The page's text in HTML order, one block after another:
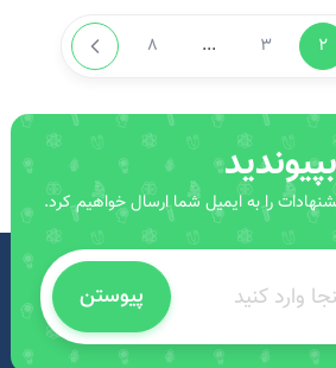
2
3
...
8
را به ایمیل شما ارسال خواهیم کرد.
پیوستن